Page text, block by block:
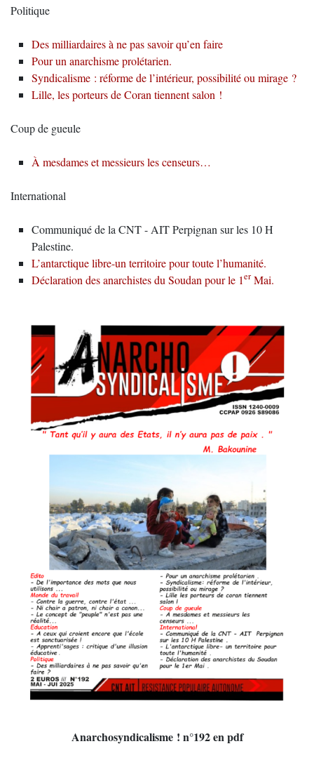
Politique
Des milliardaires à ne pas savoir qu’en faire
Pour un anarchisme prolétarien.
Syndicalisme : réforme de l’intérieur, possibilité ou mirage ?
Lille, les porteurs de Coran tiennent salon !
Coup de gueule
À mesdames et messieurs les censeurs…
International
Communiqué de la CNT - AIT Perpignan sur les 10 H
Palestine.
L’antarctique libre-un territoire pour toute l’humanité.
Déclaration des anarchistes du Soudan pour le 1er Mai.
Anarchosyndicalisme ! n°192 en pdf